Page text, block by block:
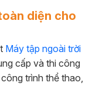
diện cho
Máy tập ngoài trời
cấp và thi công
trình thể thao,